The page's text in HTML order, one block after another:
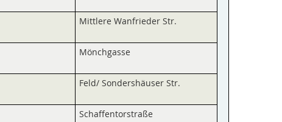
Mittlere Wanfrieder Str.
Mönchgasse
Feld/ Sonders­häuser Str.
Schaffentor­straße